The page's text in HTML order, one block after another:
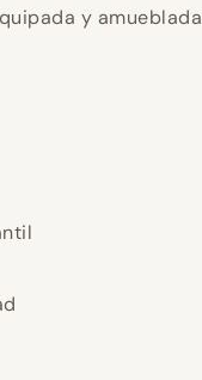
y amueblada